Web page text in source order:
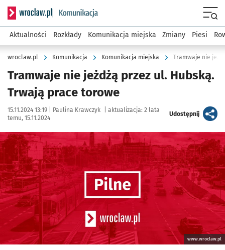
Serwis informacyjny wroclaw.pl podserwis: Komunikacja
Aktualności Rozkłady Komunikacja miejska Zmiany Piesi
wroclaw.pl Komunikacja Komunikacja miejska Tramwaje nie
Tramwaje nie jeżdżą przez ul. Hubską.
Trwają prace torowe
Data publikacji:
15.11.2024 13:19 | Autor:
Paulina Krawczyk aktualizacja: 2 lata
temu, 15.11.2024
Udostępnijartykuł
Kliknij, aby powiększyć
www.wroclaw.pl